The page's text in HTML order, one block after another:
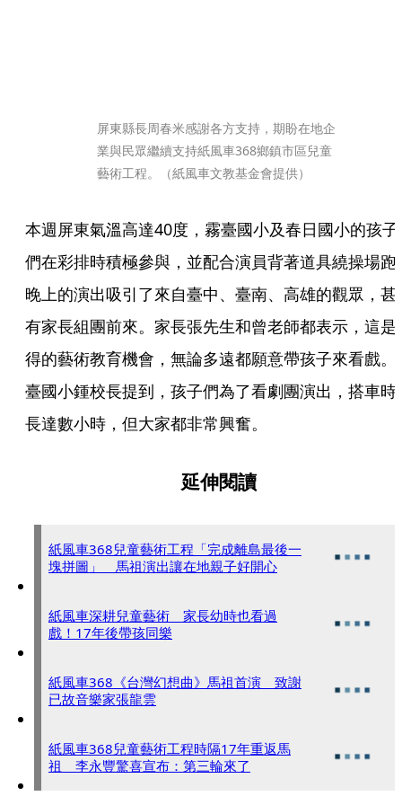
屏東縣長周春米感謝各方支持，期盼在地企
業與民眾繼續支持紙風車368鄉鎮市區兒童
藝術工程。（紙風車文教基金會提供）
本週屏東氣溫高達40度，霧臺國小及春日國小的孩子
們在彩排時積極參與，並配合演員背著道具繞操場跑
晚上的演出吸引了來自臺中、臺南、高雄的觀眾，甚
有家長組團前來。家長張先生和曾老師都表示，這是
得的藝術教育機會，無論多遠都願意帶孩子來看戲。
臺國小鍾校長提到，孩子們為了看劇團演出，搭車時
長達數小時，但大家都非常興奮。
延伸閱讀
紙風車368兒童藝術工程「完成離島最後一
塊拼圖」 馬祖演出讓在地親子好開心
紙風車深耕兒童藝術 家長幼時也看過
戲！17年後帶孩同樂
紙風車368《台灣幻想曲》馬祖首演 致謝
已故音樂家張龍雲
紙風車368兒童藝術工程時隔17年重返馬
祖 李永豐驚喜宣布：第三輪來了